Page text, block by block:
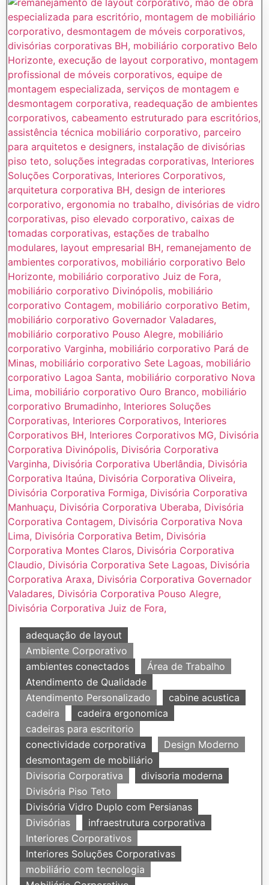
adequação de layout
Ambiente Corporativo
ambientes conectados
Área de Trabalho
Atendimento de Qualidade
Atendimento Personalizado
cabine acustica
cadeira
cadeira ergonomica
cadeiras para escritorio
conectividade corporativa
Design Moderno
desmontagem de mobiliário
Divisoria Corporativa
divisoria moderna
Divisória Piso Teto
Divisória Vidro Duplo com Persianas
Divisórias
infraestrutura corporativa
Interiores Corporativos
Interiores Soluções Corporativas
mobiliário com tecnologia